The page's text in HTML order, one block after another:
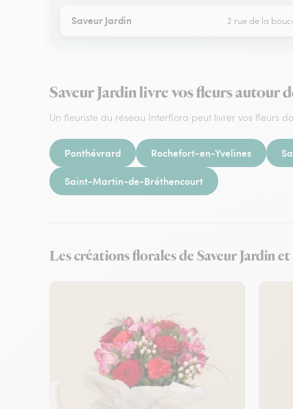
Saveur Jardin 2 rue de la
Saveur Jardin livre vos fleurs autour
Un fleuriste du réseau Interflora peut livrer vos fleurs
Ponthévrard Rochefort-en-Yvelines
Saint-Martin-de-Bréthencourt
Les créations florales de Saveur Jardin